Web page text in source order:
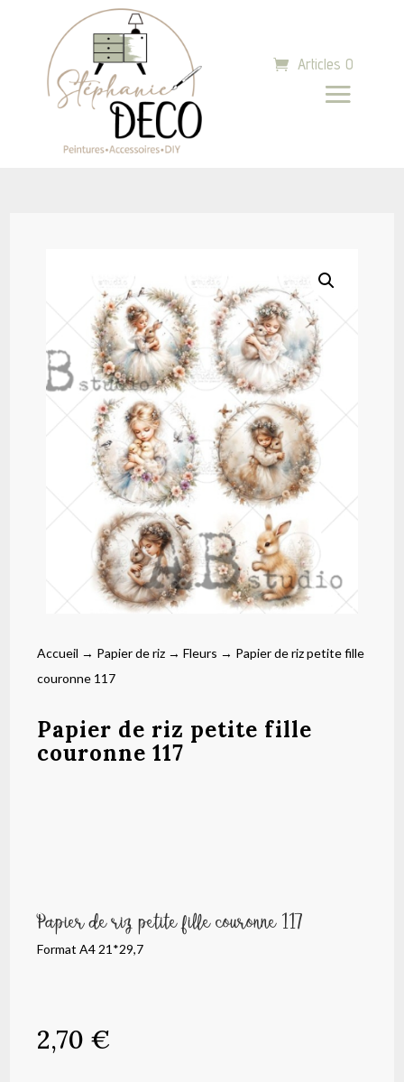
Articles 0
Accueil → Papier de riz →Fleurs → Papier de riz petite fille
couronne 117
Papier de riz petite fille
couronne 117
Papier de riz petite fille couronne 117
Format A4 21*29,7
2,70 €